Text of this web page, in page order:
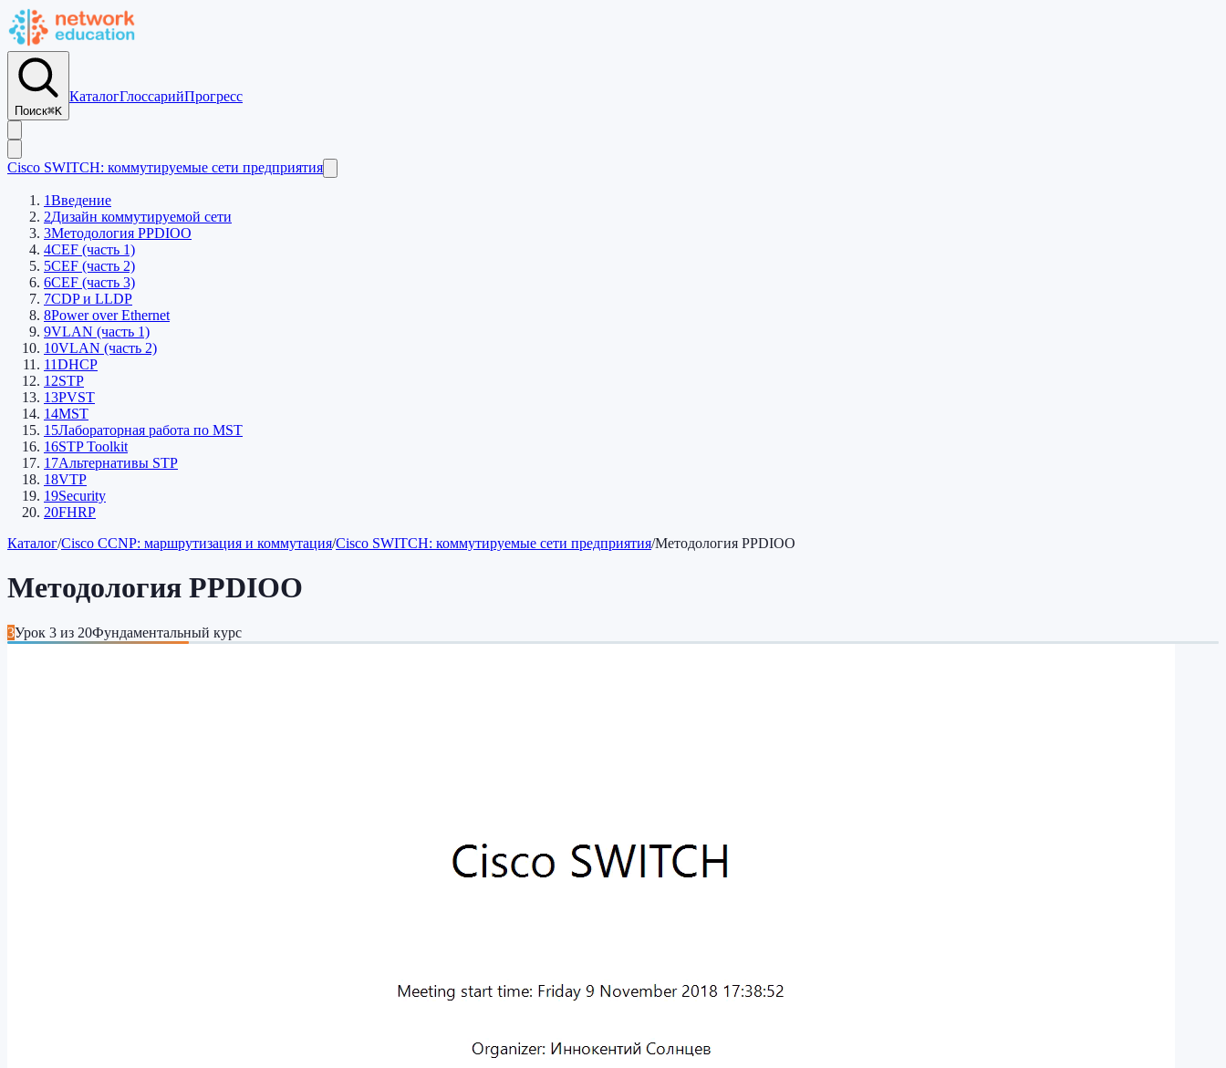
Поиск⌘K
КаталогГлоссарийПрогресс
Cisco SWITCH: коммутируемые сети предприятия
1Введение
2Дизайн коммутируемой сети
3Методология PPDIOO
4CEF (часть 1)
5CEF (часть 2)
6CEF (часть 3)
7CDP и LLDP
8Power over Ethernet
9VLAN (часть 1)
10VLAN (часть 2)
11DHCP
12STP
13PVST
14MST
15Лабораторная работа по MST
16STP Toolkit
17Альтернативы STP
18VTP
19Security
20FHRP
Каталог/Cisco CCNP: маршрутизация и коммутация/Cisco SWITCH: коммутируемые сети предприятия/Методология PPDIOO
Методология PPDIOO
3Урок 3 из 20Фундаментальный курс